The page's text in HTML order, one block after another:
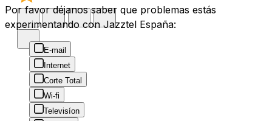
Por favor déjanos saber que problemas estás
experimentando con Jazztel España:
E-mail
Internet
Corte Total
Wi-fi
Televisíon